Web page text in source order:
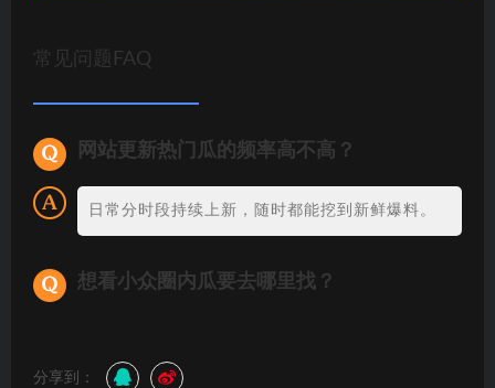
常见问题FAQ
网站更新热门瓜的频率高不高？
日常分时段持续上新，随时都能挖到新鲜爆料。
想看小众圈内瓜要去哪里找？
分享到：